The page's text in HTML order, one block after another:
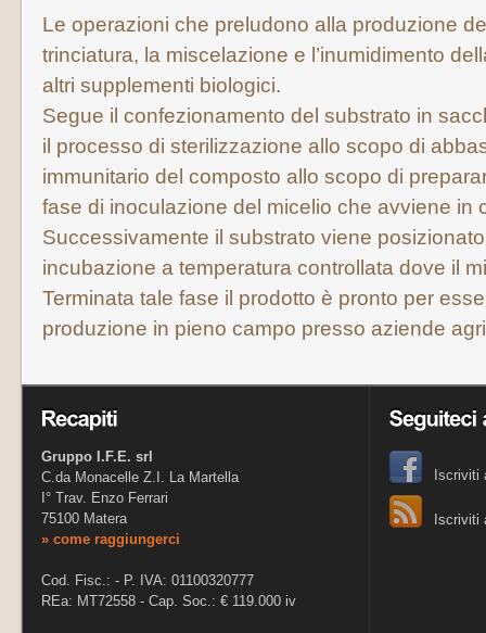
Le operazioni che preludono alla produzione
trinciatura, la miscelazione e l’inumidimento
altri supplementi biologici.
Segue il confezionamento del substrato in
il processo di sterilizzazione allo scopo di
immunitario del composto allo scopo di
fase di inoculazione del micelio che avviene in
Successivamente il substrato viene
incubazione a temperatura controllata dove il
Terminata tale fase il prodotto è pronto per
produzione in pieno campo presso aziende
Gruppo I.F.E. srl
C.da Monacelle Z.I. La Martella
I° Trav. Enzo Ferrari
75100 Matera
» come raggiungerci
Cod. Fisc.: - P. IVA: 01100320777
REa: MT72558 - Cap. Soc.: € 119.000 iv
Iscriviti
Iscriviti